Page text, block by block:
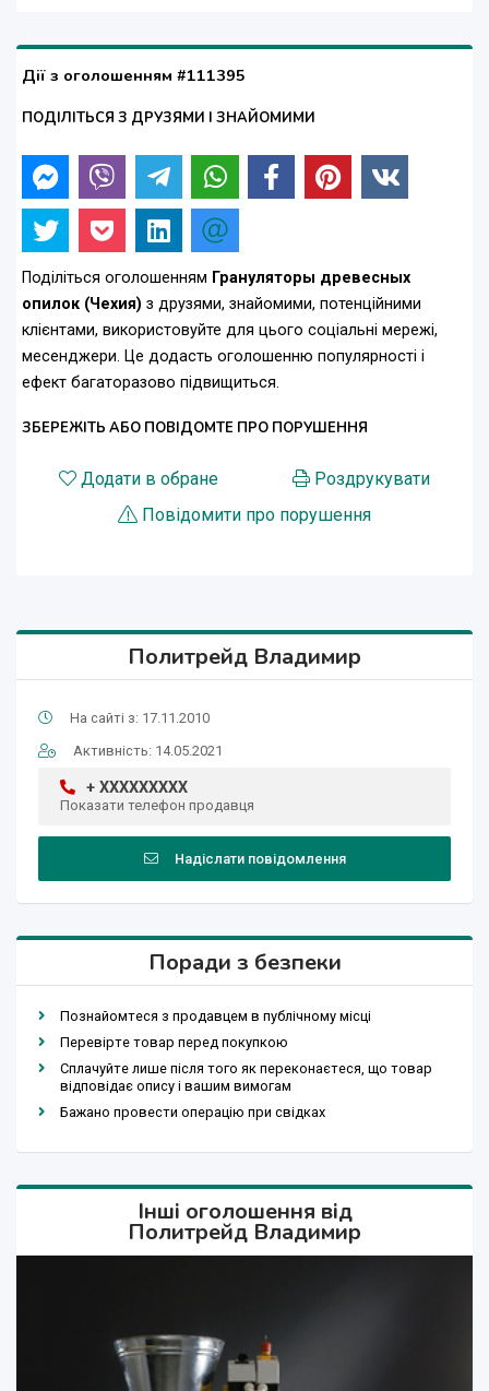
Дії з оголошенням #111395
ПОДІЛІТЬСЯ З ДРУЗЯМИ І ЗНАЙОМИМИ
Поділіться оголошенням Грануляторы древесных
опилок (Чехия) з друзями, знайомими, потенційними
клієнтами, використовуйте для цього соціальні мережі,
месенджери. Це додасть оголошенню популярності і
ефект багаторазово підвищиться.
ЗБЕРЕЖІТЬ АБО ПОВІДОМТЕ ПРО ПОРУШЕННЯ
Додати в обране
Роздрукувати
Повідомити про порушення
Политрейд Владимир
На сайті з: 17.11.2010
Активність: 14.05.2021
+ XXXXXXXXX
Показати телефон продавця
Надіслати повідомлення
Поради з безпеки
Познайомтеся з продавцем в публічному місці
Перевірте товар перед покупкою
Сплачуйте лише після того як переконаєтеся, що товар
відповідає опису і вашим вимогам
Бажано провести операцію при свідках
Інші оголошення від
Политрейд Владимир